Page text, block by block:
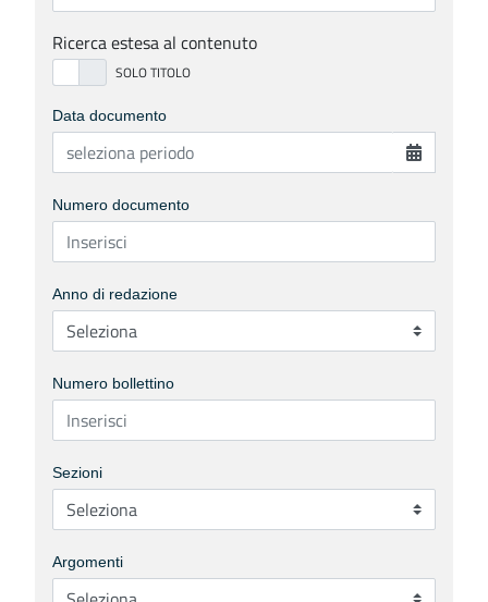
Ricerca estesa al contenuto
Data documento
Numero documento
Anno di redazione
Numero bollettino
Sezioni
Argomenti